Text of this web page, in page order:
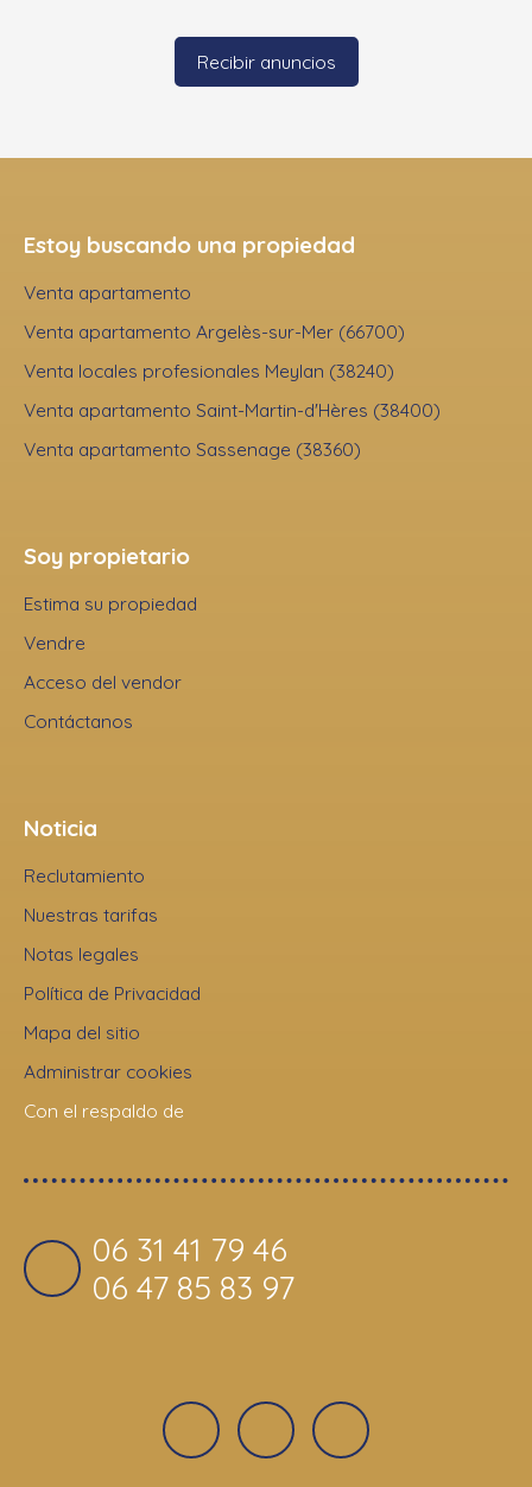
Recibir anuncios
Estoy buscando una propiedad
Venta apartamento
Venta apartamento Argelès-sur-Mer (66700)
Venta locales profesionales Meylan (38240)
Venta apartamento Saint-Martin-d'Hères (38400)
Venta apartamento Sassenage (38360)
Soy propietario
Estima su propiedad
Vendre
Acceso del vendor
Contáctanos
Noticia
Reclutamiento
Nuestras tarifas
Notas legales
Política de Privacidad
Mapa del sitio
Administrar cookies
Con el respaldo de
06 31 41 79 46
06 47 85 83 97